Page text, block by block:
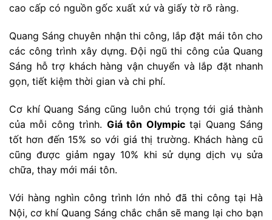
cao cấp có nguồn gốc xuất xứ và giấy tờ rõ ràng.
Quang Sáng chuyên nhận thi công, lắp đặt mái tôn cho
các công trình xây dựng. Đội ngũ thi công của Quang
Sáng hỗ trợ khách hàng vận chuyển và lắp đặt nhanh
gọn, tiết kiệm thời gian và chi phí.
Cơ khí Quang Sáng cũng luôn chú trọng tới giá thành
của mỗi công trình. Giá tôn Olympictại Quang Sáng
tốt hơn đến 15% so với giá thị trường. Khách hàng cũ
cũng được giảm ngay 10% khi sử dụng dịch vụ sửa
chữa, thay mới mái tôn.
Với hàng nghìn công trình lớn nhỏ đã thi công tại Hà
Nội, cơ khí Quang Sáng chắc chắn sẽ mang lại cho bạn